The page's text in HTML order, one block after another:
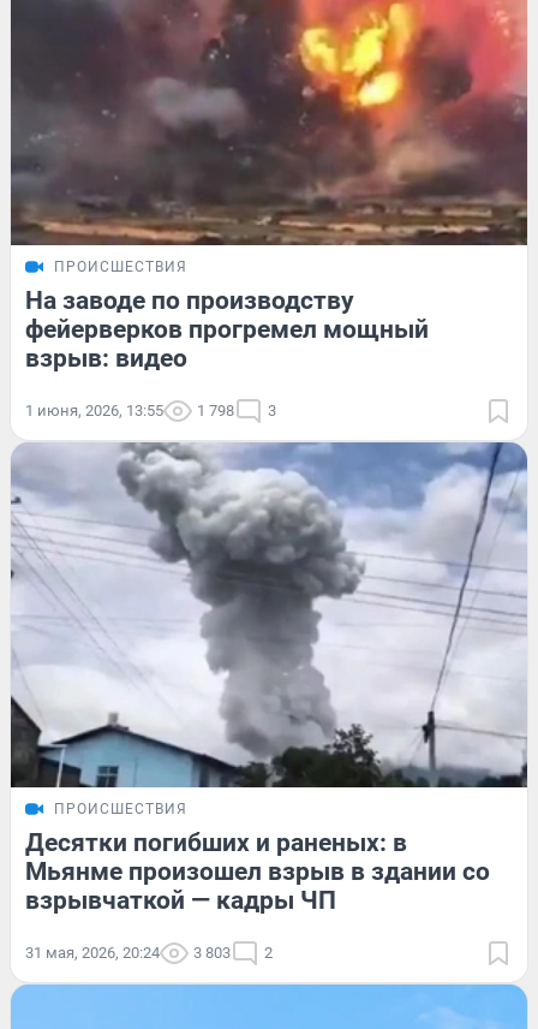
ПРОИСШЕСТВИЯ
На заводе по производству
фейерверков прогремел мощный
взрыв: видео
1 июня, 2026, 13:55 1 798 3
ПРОИСШЕСТВИЯ
Десятки погибших и раненых: в
Мьянме произошел взрыв в здании со
взрывчаткой — кадры ЧП
31 мая, 2026, 20:24 3 803 2